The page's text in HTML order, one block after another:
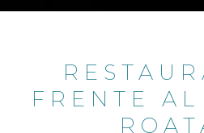
FRENTE